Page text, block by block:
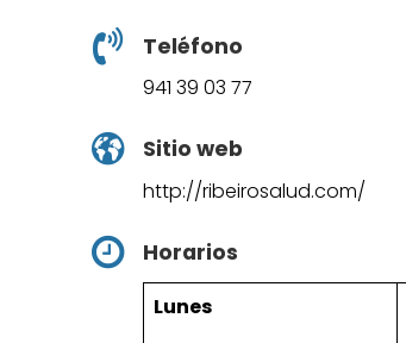
Teléfono
941 39 03 77
Sitio web
http://ribeirosalud.com/
Horarios
Lunes